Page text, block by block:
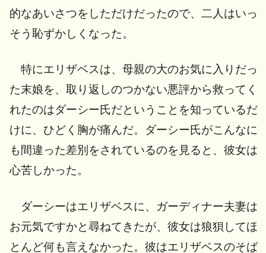
的なあいさつをしただけだったので、二人はいっ
そう恥ずかしくなった。
特にエリザベスは、母親の大のお気に入りだっ
た末娘を、取り返しのつかない悪評から救ってく
れたのはダーシー氏だということを知っているだ
けに、ひどく胸が痛んだ。ダーシー氏がこんなに
も間違った差別をされているのを見ると、彼女は
心苦しかった。
ダーシーはエリザベスに、ガーディナー夫妻は
お元気ですかと尋ねてきたが、彼女は狼狽してほ
とんど何も言えなかった。彼はエリザベスのそば